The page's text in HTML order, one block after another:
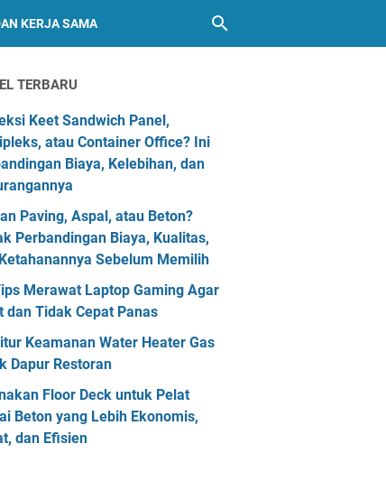
KERJA SAMA
TERBARU
Keet Sandwich Panel,
atau Container Office? Ini
Biaya, Kelebihan, dan
Paving, Aspal, atau Beton?
Perbandingan Biaya, Kualitas,
Sebelum Memilih
Merawat Laptop Gaming Agar
dan Tidak Cepat Panas
Keamanan Water Heater Gas
Dapur Restoran
Floor Deck untuk Pelat
Beton yang Lebih Ekonomis,
dan Efisien